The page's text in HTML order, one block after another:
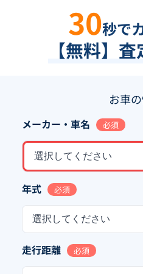
30秒で
【無料】
お車
メーカー・車名 必須
選択してください
年式 必須
選択してください
走行距離 必須